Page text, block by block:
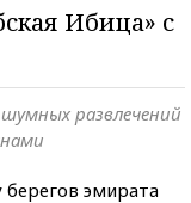
Ибица» с
развлечений
эмирата